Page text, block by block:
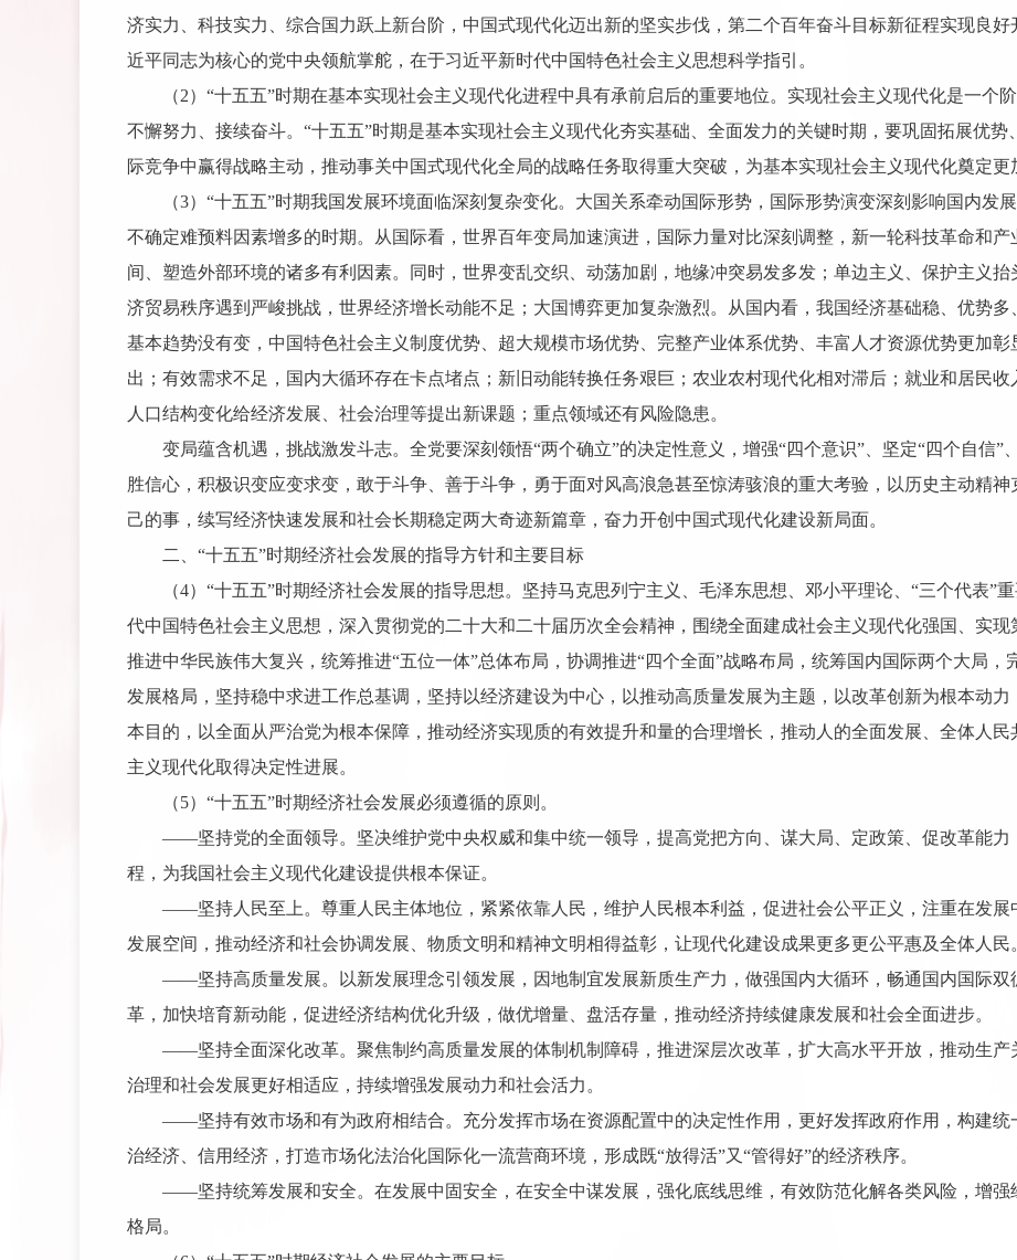
济实力、科技实力、综合国力跃上新台阶，中国式现代化迈出新的坚实步伐，第二个百年奋斗目标新征程实现良
近平同志为核心的党中央领航掌舵，在于习近平新时代中国特色社会主义思想科学指引。
（2）“十五五”时期在基本实现社会主义现代化进程中具有承前启后的重要地位。实现社会主义现代化是一个
不懈努力、接续奋斗。“十五五”时期是基本实现社会主义现代化夯实基础、全面发力的关键时期，要巩固拓展优
际竞争中赢得战略主动，推动事关中国式现代化全局的战略任务取得重大突破，为基本实现社会主义现代化奠定更
（3）“十五五”时期我国发展环境面临深刻复杂变化。大国关系牵动国际形势，国际形势演变深刻影响国内发
不确定难预料因素增多的时期。从国际看，世界百年变局加速演进，国际力量对比深刻调整，新一轮科技革命和
间、塑造外部环境的诸多有利因素。同时，世界变乱交织、动荡加剧，地缘冲突易发多发；单边主义、保护主义
济贸易秩序遇到严峻挑战，世界经济增长动能不足；大国博弈更加复杂激烈。从国内看，我国经济基础稳、优势
基本趋势没有变，中国特色社会主义制度优势、超大规模市场优势、完整产业体系优势、丰富人才资源优势更加
出；有效需求不足，国内大循环存在卡点堵点；新旧动能转换任务艰巨；农业农村现代化相对滞后；就业和居民收
人口结构变化给经济发展、社会治理等提出新课题；重点领域还有风险隐患。
变局蕴含机遇，挑战激发斗志。全党要深刻领悟“两个确立”的决定性意义，增强“四个意识”、坚定“四个自信”
胜信心，积极识变应变求变，敢于斗争、善于斗争，勇于面对风高浪急甚至惊涛骇浪的重大考验，以历史主动精
己的事，续写经济快速发展和社会长期稳定两大奇迹新篇章，奋力开创中国式现代化建设新局面。
二、“十五五”时期经济社会发展的指导方针和主要目标
（4）“十五五”时期经济社会发展的指导思想。坚持马克思列宁主义、毛泽东思想、邓小平理论、“三个代表”
代中国特色社会主义思想，深入贯彻党的二十大和二十届历次全会精神，围绕全面建成社会主义现代化强国、实
推进中华民族伟大复兴，统筹推进“五位一体”总体布局，协调推进“四个全面”战略布局，统筹国内国际两个大局
发展格局，坚持稳中求进工作总基调，坚持以经济建设为中心，以推动高质量发展为主题，以改革创新为根本动
本目的，以全面从严治党为根本保障，推动经济实现质的有效提升和量的合理增长，推动人的全面发展、全体人
主义现代化取得决定性进展。
（5）“十五五”时期经济社会发展必须遵循的原则。
——坚持党的全面领导。坚决维护党中央权威和集中统一领导，提高党把方向、谋大局、定政策、促改革能力
程，为我国社会主义现代化建设提供根本保证。
——坚持人民至上。尊重人民主体地位，紧紧依靠人民，维护人民根本利益，促进社会公平正义，注重在发展
发展空间，推动经济和社会协调发展、物质文明和精神文明相得益彰，让现代化建设成果更多更公平惠及全体人民
——坚持高质量发展。以新发展理念引领发展，因地制宜发展新质生产力，做强国内大循环，畅通国内国际双
革，加快培育新动能，促进经济结构优化升级，做优增量、盘活存量，推动经济持续健康发展和社会全面进步。
——坚持全面深化改革。聚焦制约高质量发展的体制机制障碍，推进深层次改革，扩大高水平开放，推动生产
治理和社会发展更好相适应，持续增强发展动力和社会活力。
——坚持有效市场和有为政府相结合。充分发挥市场在资源配置中的决定性作用，更好发挥政府作用，构建
治经济、信用经济，打造市场化法治化国际化一流营商环境，形成既“放得活”又“管得好”的经济秩序。
——坚持统筹发展和安全。在发展中固安全，在安全中谋发展，强化底线思维，有效防范化解各类风险，增强
格局。